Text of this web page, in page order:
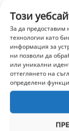
Този
За да
технологии като
информация за
ни позволи да
или уникални
оттеглянето на
определени